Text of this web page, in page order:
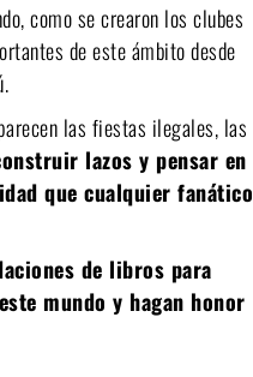
como se crearon los clubes
de este ámbito desde
las fiestas ilegales, las
lazos y pensar en
que cualquier fanático
de libros para
mundo y hagan honor